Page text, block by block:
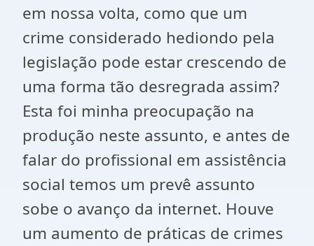
em nossa volta, como que um
crime considerado hediondo pela
legislação pode estar crescendo de
uma forma tão desregrada assim?
Esta foi minha preocupação na
produção neste assunto, e antes de
falar do profissional em assistência
social temos um prevê assunto
sobe o avanço da internet. Houve
um aumento de práticas de crimes